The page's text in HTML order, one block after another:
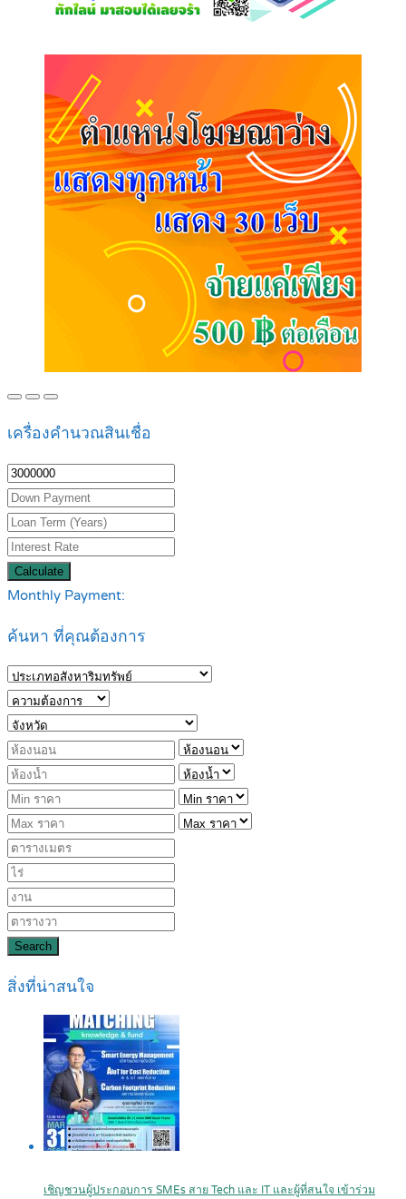
เครื่องคำนวณสินเชื่อ
Calculate
Monthly Payment:
ค้นหา ที่คุณต้องการ
Search
สิ่งที่น่าสนใจ
เชิญชวนผู้ประกอบการ SMEs สาย Tech และ IT และผู้ที่สนใจ เข้าร่วม